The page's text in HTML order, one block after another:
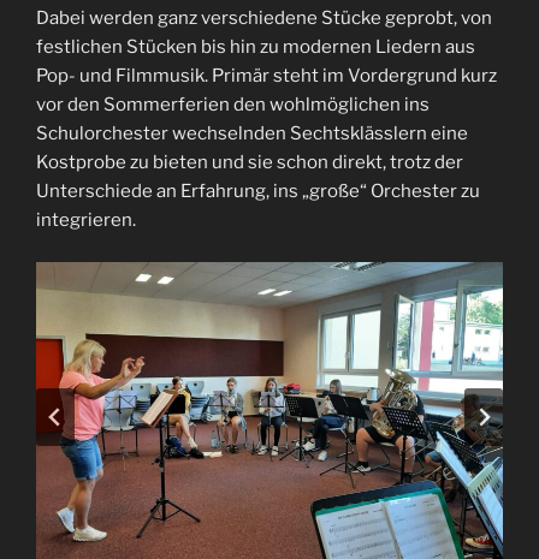
Dabei werden ganz verschiedene Stücke geprobt, von
festlichen Stücken bis hin zu modernen Liedern aus
Pop- und Filmmusik. Primär steht im Vordergrund kurz
vor den Sommerferien den wohlmöglichen ins
Schulorchester wechselnden Sechtsklässlern eine
Kostprobe zu bieten und sie schon direkt, trotz der
Unterschiede an Erfahrung, ins „große“ Orchester zu
integrieren.